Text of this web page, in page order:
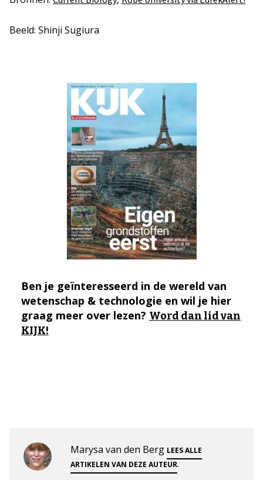
Beeld: Shinji Sugiura
Ben je geïnteresseerd in de wereld van
wetenschap & technologie en wil je hier
graag meer over lezen? Word dan lid van
KIJK!
Marysa van den Berg LEES ALLE
ARTIKELEN VAN DEZE AUTEUR.